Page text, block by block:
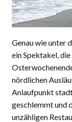
Genau wie unter
ein Spektakel,
nördlichen
Anlaufpunkt
geschlemmt und
unzähligen